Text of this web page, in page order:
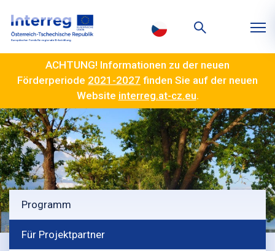
ACHTUNG! Informationen zu der neuen
Förderperiode 2021-2027 finden Sie auf der neuen
Website interreg.at-cz.eu.
Programm
Für Projektpartner